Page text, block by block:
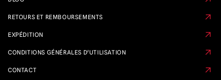
RETOURS ET REMBOURSEMENTS
EXPÉDITION
CONDITIONS GÉNÉRALES D'UTILISATION
CONTACT